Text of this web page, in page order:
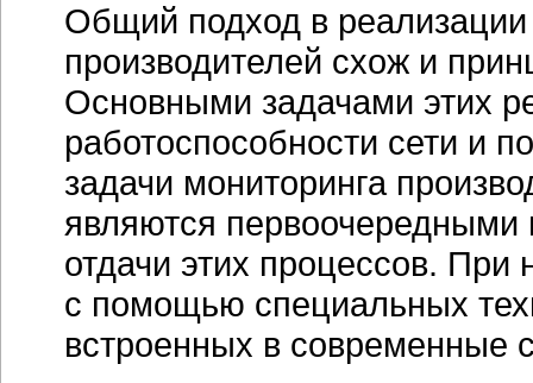
Общий подход в
производителей схож и
Основными задачами этих
работоспособности сети и
задачи мониторинга
являются первоочередными
отдачи этих процессов.
с помощью специальных
встроенных в современные